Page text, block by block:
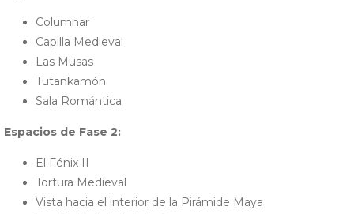
Columnar
Capilla Medieval
Las Musas
Tutankamón
Sala Romántica
Espacios de Fase 2:
El Fénix II
Tortura Medieval
Vista hacia el interior de la Pirámide Maya